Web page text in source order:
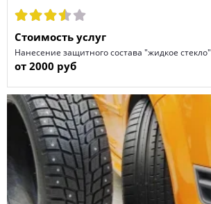
Стоимость услуг
Нанесение защитного состава "жидкое стекло"
от 2000 руб